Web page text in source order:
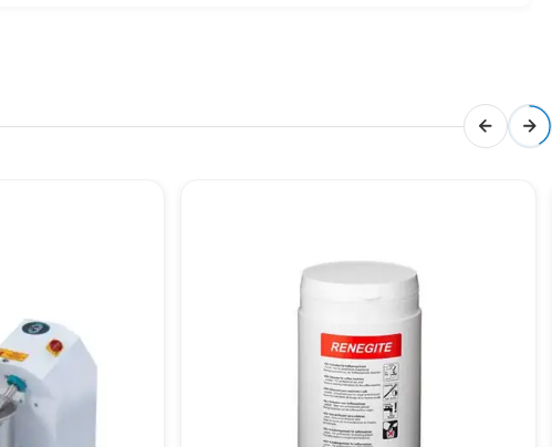
teknik ekibimizle iletişime geçebilirsiniz.
alırsınız.